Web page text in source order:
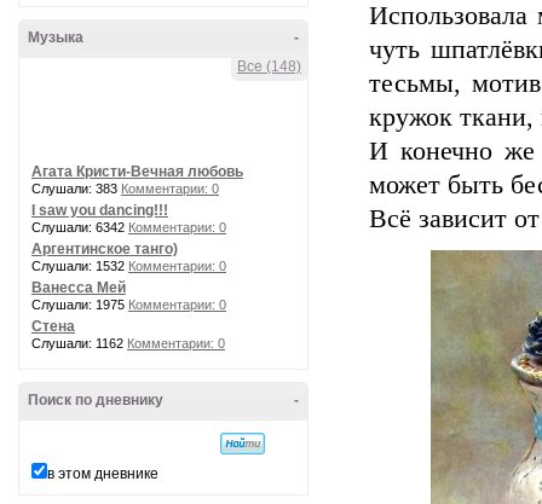
-
Музыка
Все (148)
Агата Кристи-Вечная любовь
Слушали: 383 Комментарии: 0
I saw you dancing!!!
Слушали: 6342 Комментарии: 0
Аргентинское танго)
Слушали: 1532 Комментарии: 0
Ванесса Мей
Слушали: 1975 Комментарии: 0
Стена
Слушали: 1162 Комментарии: 0
-
Поиск по дневнику
в этом дневнике
чуть
тесьмы,
кружок ткани,
И конечно же
может быть
Всё зависит